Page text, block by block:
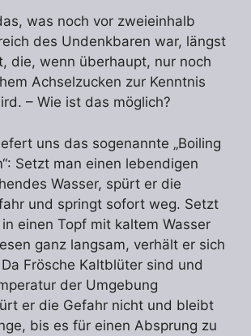
was noch vor zweieinhalb
des Undenkbaren war, längst
die, wenn überhaupt, nur noch
Achselzucken zur Kenntnis
– Wie ist das möglich?
uns das sogenannte „Boiling
Setzt man einen lebendigen
Wasser, spürt er die
und springt sofort weg. Setzt
einen Topf mit kaltem Wasser
ganz langsam, verhält er sich
Frösche Kaltblüter sind und
der Umgebung
er die Gefahr nicht und bleibt
bis es für einen Absprung zu